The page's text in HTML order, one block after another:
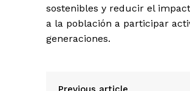
sostenibles y reducir el
a la población a participar
generaciones.